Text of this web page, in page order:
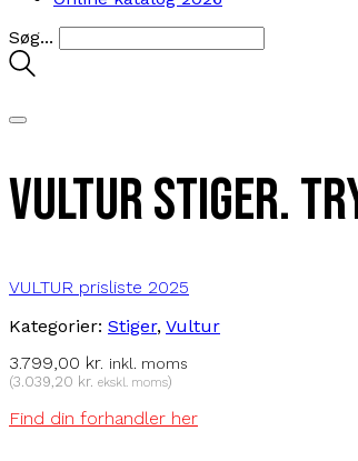
Søg...
Vultur stiger.
VULTUR prisliste 2025
Kategorier: Stiger, Vultur
3.799,00 kr. inkl. moms
(3.039,20 kr. ekskl. moms)
Find din forhandler her